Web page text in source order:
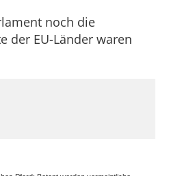
noch die
der EU-Länder waren